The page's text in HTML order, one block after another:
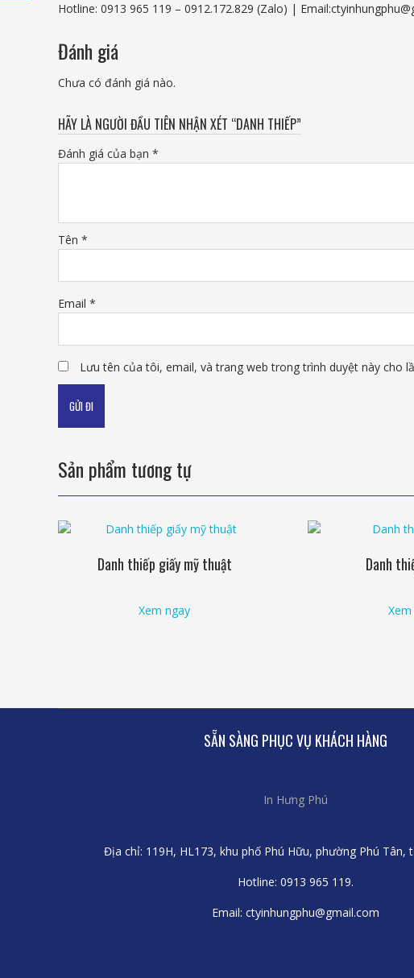
Hotline: 0913 965 119 – 0912.172.829 (Zalo) |
Đánh giá
Chưa có đánh giá nào.
HÃY LÀ NGƯỜI ĐẦU TIÊN NHẬN XÉT “DANH THIẾP”
Đánh giá của bạn *
Tên *
Email *
Lưu tên của tôi, email, và trang web trong trình duyệt này cho
Sản phẩm tương tự
Danh thiếp giấy mỹ thuật
Xem ngay
Danh
SẴN SÀNG PHỤC VỤ KHÁCH HÀNG
In Hưng Phú
Địa chỉ: 119H, HL173, khu phố Phú Hữu, phường Phú Tân,
Hotline: 0913 965 119.
Email: ctyinhungphu@gmail.com